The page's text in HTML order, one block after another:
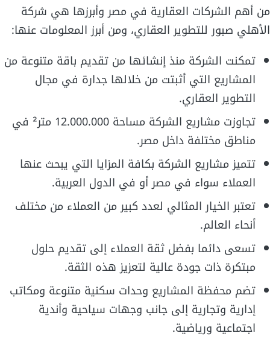
من أهم الشركات العقارية في مصر وأبرزها هي شركة
الأهلي صبور للتطوير العقاري، ومن أبرز المعلومات عنها:
تمكنت الشركة منذ إنشائها من تقديم باقة متنوعة من
المشاريع التي أثبتت من خلالها جدارة في مجال
التطوير العقاري.
تجاوزت مشاريع الشركة مساحة 12.000.000 متر² في
مناطق مختلفة داخل مصر.
تتميز مشاريع الشركة بكافة المزايا التي يبحث عنها
العملاء سواء في مصر أو في الدول العربية.
تعتبر الخيار المثالي لعدد كبير من العملاء من مختلف
أنحاء العالم.
تسعى دائما بفضل ثقة العملاء إلى تقديم حلول
مبتكرة ذات جودة عالية لتعزيز هذه الثقة.
تضم محفظة المشاريع وحدات سكنية متنوعة ومكاتب
إدارية وتجارية إلى جانب وجهات سياحية وأندية
اجتماعية ورياضية.